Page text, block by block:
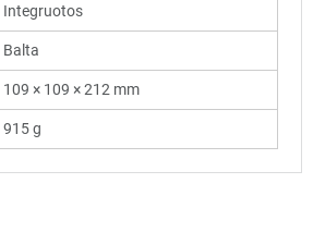
Integruotos
Balta
109 × 109 × 212 mm
915 g